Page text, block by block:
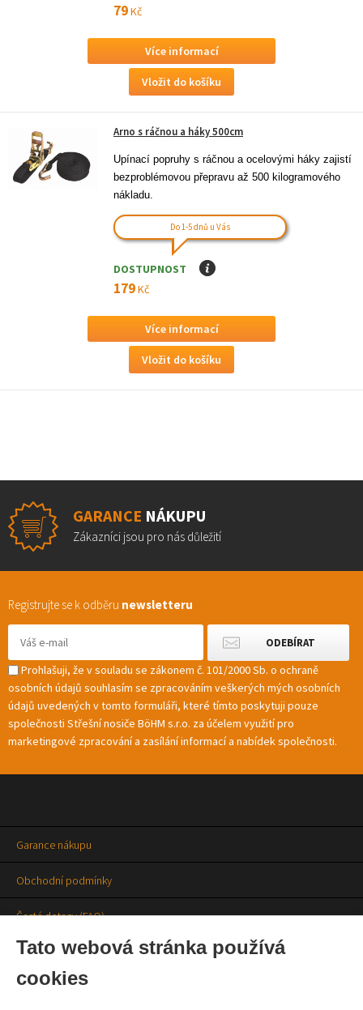
Tato webová stránka používá
cookies
79Kč
Více informací
Arno s ráčnou a háky 500cm
Upínací popruhy s ráčnou a ocelovými háky zajistí
bezproblémovou přepravu až 500 kilogramového
nákladu.
Do 1-5 dnů u Vás
DOSTUPNOST I
179Kč
Více informací
GARANCE NÁKUPU
Zákazníci jsou pro nás důležití
Registrujte se k odběru newsletteru
Prohlašuji, že v souladu se zákonem č. 101/2000 Sb. o ochraně
osobních údajů souhlasím se zpracováním veškerých mých osobních
údajů uvedených v tomto formuláři, které tímto poskytuji pouze
společnosti Střešní nosiče BöHM s.r.o. za účelem využití pro
marketingové zpracování a zasílání informací a nabídek společnosti.
Garance nákupu
Obchodní podmínky
Časté dotazy (FAQ)
Prodejny
Aktuality